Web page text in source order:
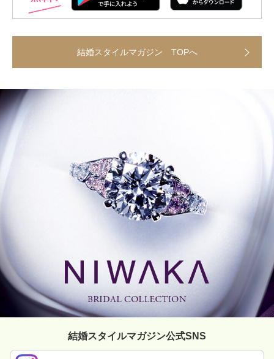
結婚スタイルマガジン TOPへ
結婚スタイルマガジン公式SNS